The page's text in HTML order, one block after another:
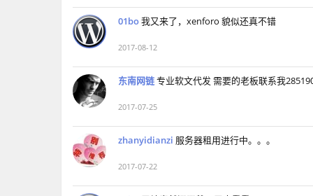
01bo我又来了，xenforo 貌似还真不错
2017-08-12
东南网链专业软文代发 需要的老板联系我
2017-07-25
zhanyidianzi 服务器租用进行中。。。
2017-07-22